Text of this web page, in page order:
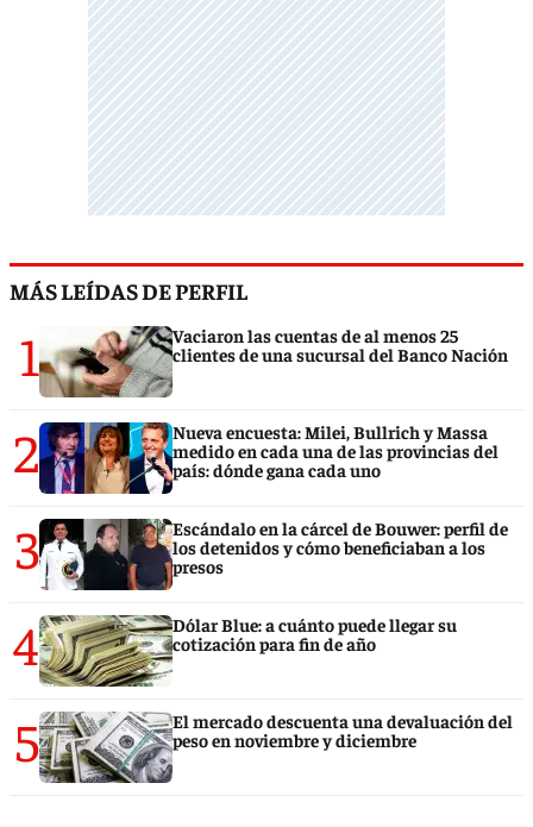
MÁS LEÍDAS DE PERFIL
1
Vaciaron las cuentas de al menos 25
clientes de una sucursal del Banco Nación
2
Nueva encuesta: Milei, Bullrich y Massa
medido en cada una de las provincias del
país: dónde gana cada uno
3
Escándalo en la cárcel de Bouwer: perfil de
los detenidos y cómo beneficiaban a los
presos
4
Dólar Blue: a cuánto puede llegar su
cotización para fin de año
5
El mercado descuenta una devaluación del
peso en noviembre y diciembre